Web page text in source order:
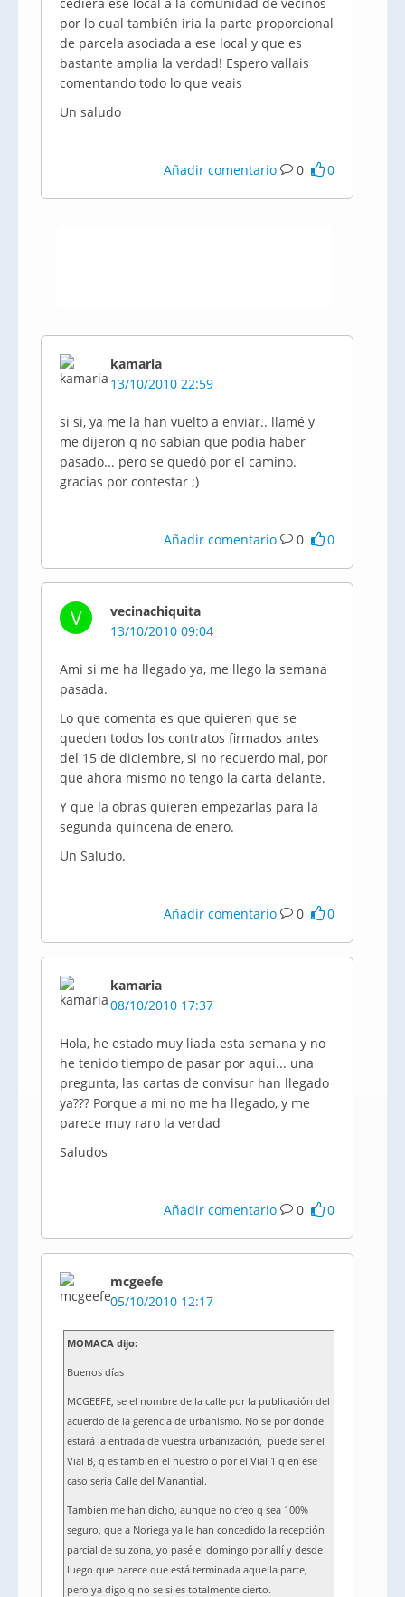
por lo cual también iria la parte proporcional
de parcela asociada a ese local y que es
bastante amplia la verdad! Espero vallais
comentando todo lo que veais
Un saludo
Añadir comentario 0 0
kamaria
13/10/2010 22:59
si si, ya me la han vuelto a enviar.. llamé y
me dijeron q no sabian que podia haber
pasado... pero se quedó por el camino.
gracias por contestar ;)
Añadir comentario 0 0
V
vecinachiquita
13/10/2010 09:04
Ami si me ha llegado ya, me llego la semana
pasada.
Lo que comenta es que quieren que se
queden todos los contratos firmados antes
del 15 de diciembre, si no recuerdo mal, por
que ahora mismo no tengo la carta delante.
Y que la obras quieren empezarlas para la
segunda quincena de enero.
Un Saludo.
Añadir comentario 0 0
kamaria
08/10/2010 17:37
Hola, he estado muy liada esta semana y no
he tenido tiempo de pasar por aqui... una
pregunta, las cartas de convisur han llegado
ya??? Porque a mi no me ha llegado, y me
parece muy raro la verdad
Saludos
Añadir comentario 0 0
mcgeefe
05/10/2010 12:17
MOMACA dijo:
Buenos días
MCGEEFE, se el nombre de la calle por la publicación del
acuerdo de la gerencia de urbanismo. No se por donde
estará la entrada de vuestra urbanización, puede ser el
Vial B, q es tambien el nuestro o por el Vial 1 q en ese
caso sería Calle del Manantial.
Tambien me han dicho, aunque no creo q sea 100%
seguro, que a Noriega ya le han concedido la recepción
parcial de su zona, yo pasé el domingo por allí y desde
luego que parece que está terminada aquella parte,
pero ya digo q no se si es totalmente cierto.